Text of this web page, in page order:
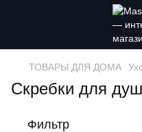
ТОВАРЫ ДЛЯ ДОМА
Скребки для
Фильтр